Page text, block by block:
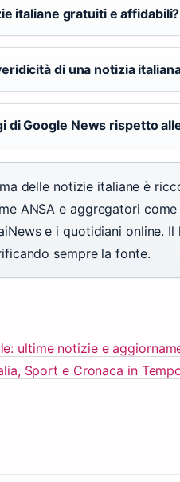
italiane gratuiti e affidabili?
di una notizia
di Google News rispetto
delle notizie italiane è
ANSA e aggregatori
e i quotidiani online.
sempre la fonte.
ultime notizie e
Sport e Cronaca in